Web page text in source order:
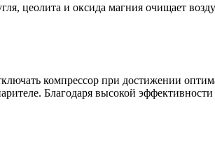
цеолита и оксида магния очищает
компрессор при достижении
Благодаря высокой